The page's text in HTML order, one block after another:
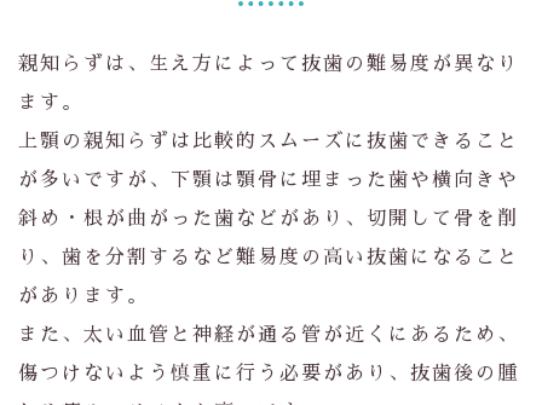
親知らずは、生え方によって抜歯の難易度が異なり
ます。
上顎の親知らずは比較的スムーズに抜歯できること
が多いですが、下顎は顎骨に埋まった歯や横向きや
斜め・根が曲がった歯などがあり、切開して骨を削
り、歯を分割するなど難易度の高い抜歯になること
があります。
また、太い血管と神経が通る管が近くにあるため、
傷つけないよう慎重に行う必要があり、抜歯後の腫